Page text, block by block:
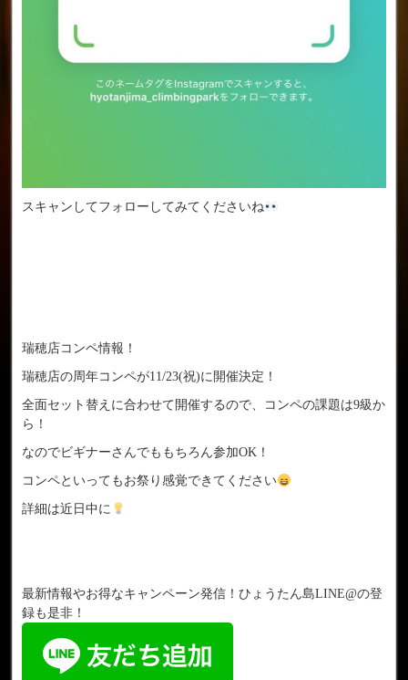
スキャンしてフォローしてみてくださいね
瑞穂店コンペ情報！
瑞穂店の周年コンペが11/23(祝)に開催決定！
全面セット替えに合わせて開催するので、コンペの課題は9級か
ら！
なのでビギナーさんでももちろん参加OK！
コンペといってもお祭り感覚できてください
詳細は近日中に
最新情報やお得なキャンペーン発信！ひょうたん島LINE@の登
録も是非！